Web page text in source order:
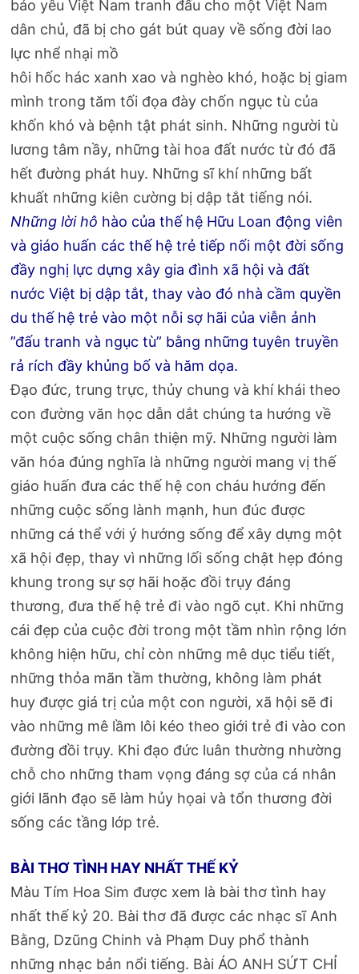
báo yêu Việt Nam tranh đấu cho một Việt Nam
dân chủ, đã bị cho gát bút quay về sống đời lao
lực nhể nhại mồ
hôi hốc hác xanh xao và nghèo khó, hoặc bị giam
mình trong tăm tối đọa đày chốn ngục tù của
khốn khó và bệnh tật phát sinh. Những người tù
lương tâm nầy, những tài hoa đất nước từ đó đã
hết đường phát huy. Những sĩ khí những bất
khuất những kiên cường bị dập tắt tiếng nói.
Những lời hô hào của thế hệ Hữu Loan động viên
và giáo huấn các thế hệ trẻ tiếp nối một đời sống
đầy nghị lực dựng xây gia đình xã hội và đất
nước Việt bị dập tắt, thay vào đó nhà cầm quyền
du thế hệ trẻ vào một nỗi sợ hãi của viễn ảnh
”đấu tranh và ngục tù” bằng những tuyên truyền
rả rích đầy khủng bố và hăm dọa.
Đạo đức, trung trực, thủy chung và khí khái theo
con đường văn học dẫn dắt chúng ta hướng về
một cuộc sống chân thiện mỹ. Những người làm
văn hóa đúng nghĩa là những người mang vị thế
giáo huấn đưa các thế hệ con cháu hướng đến
những cuộc sống lành mạnh, hun đúc được
những cá thể với ý hướng sống để xây dựng một
xã hội đẹp, thay vì những lối sống chật hẹp đóng
khung trong sự sợ hãi hoặc đồi trụy đáng
thương, đưa thế hệ trẻ đi vào ngõ cụt. Khi những
cái đẹp của cuộc đời trong một tầm nhìn rộng lớn
không hiện hữu, chỉ còn những mê dục tiểu tiết,
những thỏa mãn tầm thường, không làm phát
huy được giá trị của một con người, xã hội sẽ đi
vào những mê lầm lôi kéo theo giới trẻ đi vào con
đường đồi trụy. Khi đạo đức luân thường nhường
chỗ cho những tham vọng đáng sợ của cá nhân
giới lãnh đạo sẽ làm hủy họai và tổn thương đời
sống các tầng lớp trẻ.
BÀI THƠ TÌNH HAY NHẤT THẾ KỶ
Màu Tím Hoa Sim được xem là bài thơ tình hay
nhất thế kỷ 20. Bài thơ đã được các nhạc sĩ Anh
Bằng, Dzũng Chinh và Phạm Duy phổ thành
những nhạc bản nổi tiếng. Bài ÁO ANH SỨT CHỈ